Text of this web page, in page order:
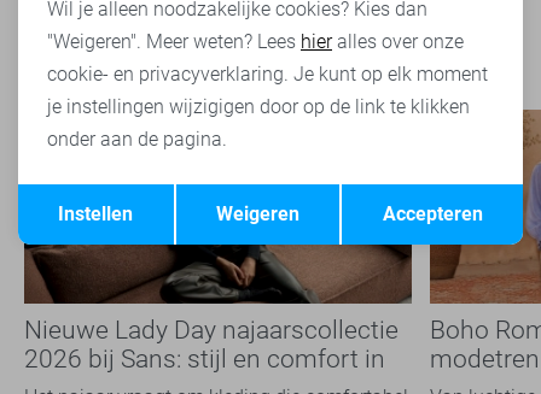
Nieuwe Lady Day najaarscollectie
2026 bij Sans: stijl en comfort in
travelkwaliteit
Boho
overal
Terug Opslaan
Wil je alleen noodzakelijke cookies? Kies dan
"Weigeren". Meer weten? Lees hieralles over onze
cookie- en privacyverklaring. Je kunt op elk moment
je instellingen wijzigigen door op de link te klikken
onder aan de pagina.
Accepteren
Weigeren
Instellen